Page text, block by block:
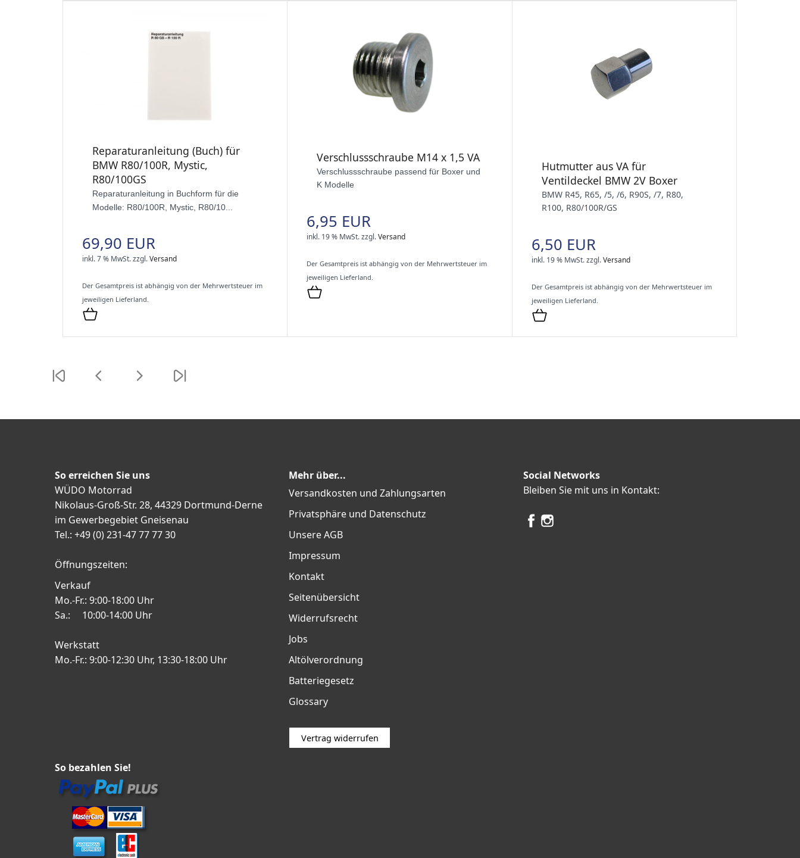
Reparaturanleitung (Buch) für
BMW R80/100R, Mystic,
R80/100GS
Reparaturanleitung in Buchform für die
Modelle: R80/100R, Mystic, R80/10...
69,90 EUR
inkl. 7 % MwSt.zzgl.Versand
Der Gesamtpreis ist abhängig von der Mehrwertsteuer im
jeweiligen Lieferland.
Verschlussschraube M14 x 1,5 VA
Verschlussschraube passend für Boxer und
K Modelle
6,95 EUR
inkl. 19 % MwSt.zzgl.Versand
Der Gesamtpreis ist abhängig von der Mehrwertsteuer im
jeweiligen Lieferland.
Hutmutter aus VA für
Ventildeckel BMW 2V Boxer
BMW R45, R65, /5, /6, R90S, /7, R80,
R100, R80/100R/GS
6,50 EUR
inkl. 19 % MwSt.zzgl.Versand
Der Gesamtpreis ist abhängig von der Mehrwertsteuer im
jeweiligen Lieferland.
So erreichen Sie uns
WÜDO Motorrad
Nikolaus-Groß-Str. 28, 44329 Dortmund-Derne
im Gewerbegebiet Gneisenau
Tel.: +49 (0) 231-47 77 77 30
Öffnungszeiten:
Verkauf
Mo.-Fr.: 9:00-18:00 Uhr
Sa.: 10:00-14:00 Uhr
Werkstatt
Mo.-Fr.: 9:00-12:30 Uhr, 13:30-18:00 Uhr
Mehr über...
Versandkosten und Zahlungsarten
Privatsphäre und Datenschutz
Unsere AGB
Impressum
Kontakt
Seitenübersicht
Widerrufsrecht
Jobs
Altölverordnung
Batteriegesetz
Glossary
Vertrag widerrufen
Social Networks
Bleiben Sie mit uns in Kontakt:
So bezahlen Sie!